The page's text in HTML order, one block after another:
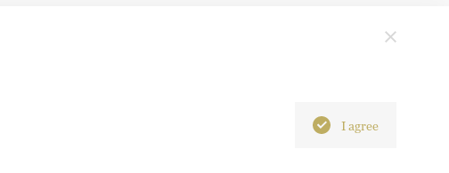
I agree